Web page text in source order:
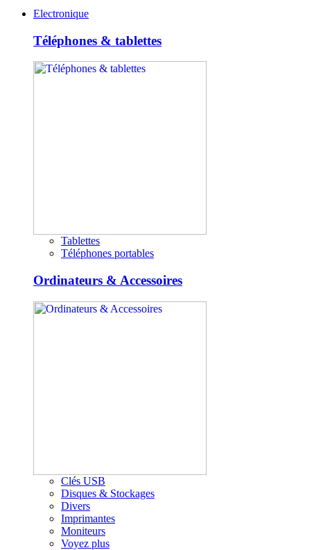
Electronique
Téléphones & tablettes
Tablettes
Téléphones portables
Ordinateurs & Accessoires
Clés USB
Disques & Stockages
Divers
Imprimantes
Moniteurs
Voyez plus